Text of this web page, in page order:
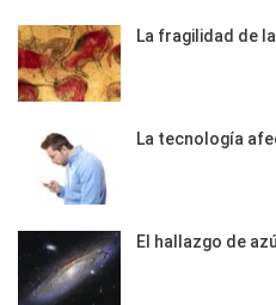
La fragilidad de
La tecnología
El hallazgo de